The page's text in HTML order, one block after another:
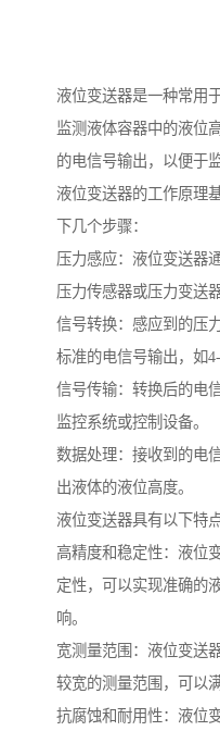
液位变送器是一种常用
监测液体容器中的液位
的电信号输出，以便于
液位变送器的工作原理
下几个步骤：
压力感应：液位变送器
压力传感器或压力变送器
信号转换：感应到的压
标准的电信号输出，如4-
信号传输：转换后的电
监控系统或控制设备。
数据处理：接收到的电
出液体的液位高度。
液位变送器具有以下特点
高精度和稳定性：液位
定性，可以实现准确的
响。
宽测量范围：液位变送
较宽的测量范围，可以
抗腐蚀和耐用性：液位